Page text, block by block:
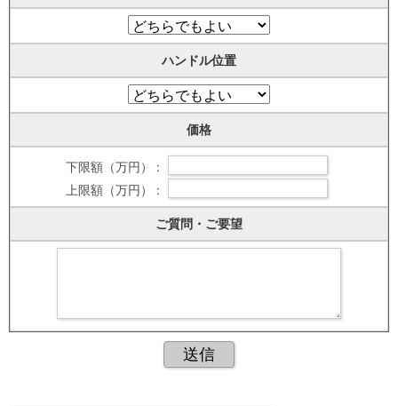
ハンドル位置
価格
下限額（万円） :
上限額（万円） :
ご質問・ご要望